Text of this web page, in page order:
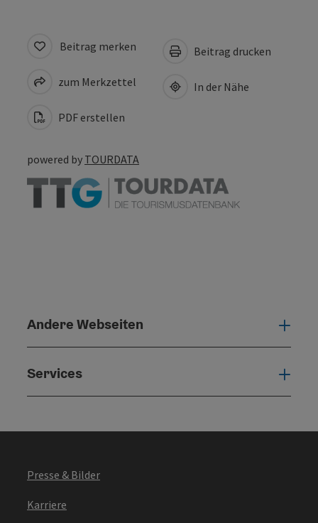
Beitrag merken
zum Merkzettel
PDF erstellen
Beitrag drucken
In der Nähe
powered by TOURDATA
Andere Webseiten
Services
Presse & Bilder
Karriere